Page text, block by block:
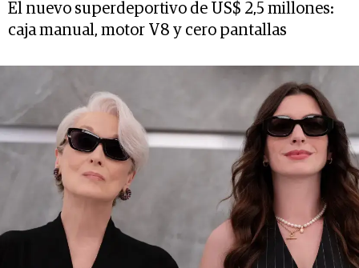
El nuevo superdeportivo de US$ 2,5 millones:
caja manual, motor V8 y cero pantallas